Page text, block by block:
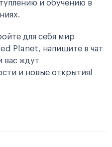
и обучению в
для себя мир
Planet, напишите в чат
вас ждут
и новые открытия!